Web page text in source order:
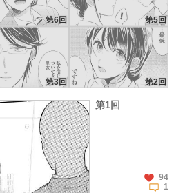
第6回 第5回
第3回 第2回
第1回
94
1